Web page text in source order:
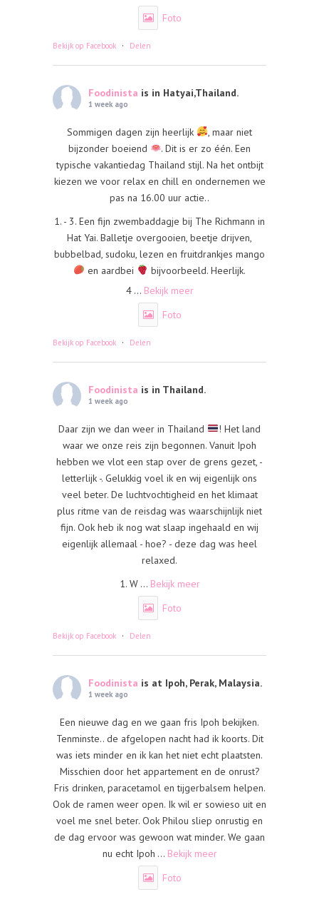
Foto
Bekijk op Facebook · Delen
Foodinista is in Hatyai,Thailand.
1 week ago
Sommigen dagen zijn heerlijk
, maar niet
bijzonder boeiend
. Dit is er zo één. Een
typische vakantiedag Thailand stijl. Na het ontbijt
kiezen we voor relax en chill en ondernemen we
pas na 16.00 uur actie..
1. - 3. Een fijn zwembaddagje bij The Richmann in
Hat Yai. Balletje overgooien, beetje drijven,
bubbelbad, sudoku, lezen en fruitdrankjes mango
en aardbei
bijvoorbeeld. Heerlijk.
4 ... Bekijk meer
Foto
Bekijk op Facebook · Delen
Foodinista is in Thailand.
1 week ago
Daar zijn we dan weer in Thailand
! Het land
waar we onze reis zijn begonnen. Vanuit Ipoh
hebben we vlot een stap over de grens gezet, -
letterlijk -. Gelukkig voel ik en wij eigenlijk ons
veel beter. De luchtvochtigheid en het klimaat
plus ritme van de reisdag was waarschijnlijk niet
fijn. Ook heb ik nog wat slaap ingehaald en wij
eigenlijk allemaal - hoe? - deze dag was heel
relaxed.
1. W ... Bekijk meer
Foto
Bekijk op Facebook · Delen
Foodinista is at Ipoh, Perak, Malaysia.
1 week ago
Een nieuwe dag en we gaan fris Ipoh bekijken.
Tenminste.. de afgelopen nacht had ik koorts. Dit
was iets minder en ik kan het niet echt plaatsten.
Misschien door het appartement en de onrust?
Fris drinken, paracetamol en tijgerbalsem helpen.
Ook de ramen weer open. Ik wil er sowieso uit en
voel me snel beter. Ook Philou sliep onrustig en
de dag ervoor was gewoon wat minder. We gaan
nu echt Ipoh ... Bekijk meer
Foto